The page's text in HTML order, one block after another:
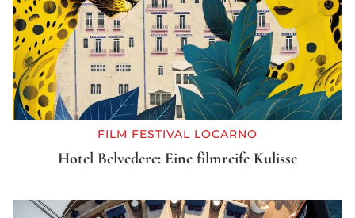
FILM FESTIVAL LOCARNO
Hotel Belvedere: Eine filmreife Kulisse